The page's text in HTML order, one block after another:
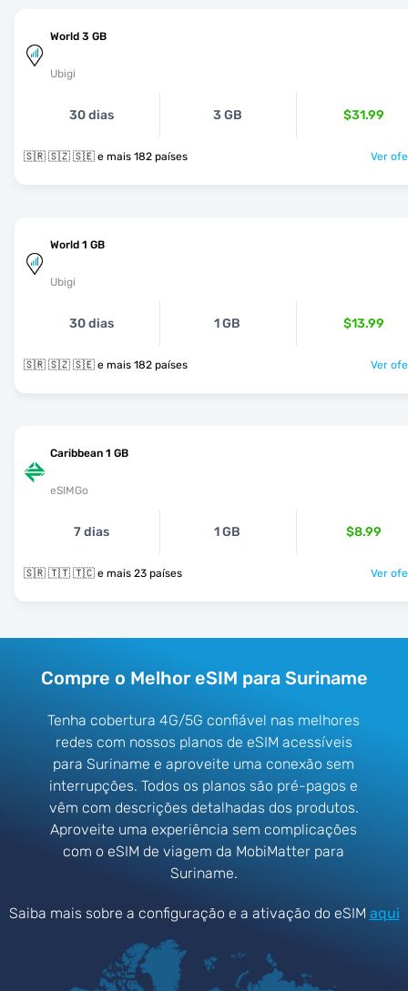
World 3 GB
Ubigi
30 dias 3 GB $31.99
🇸🇷 🇸🇿 🇸🇪 e mais 182 países Ver
World 1 GB
Ubigi
30 dias 1 GB $13.99
🇸🇷 🇸🇿 🇸🇪 e mais 182 países Ver
Caribbean 1 GB
eSIMGo
7 dias 1 GB $8.99
🇸🇷 🇹🇹 🇹🇨 e mais 23 países Ver
Compre o Melhor eSIM para Suriname
Tenha cobertura 4G/5G confiável nas melhores
redes com nossos planos de eSIM acessíveis
para Suriname e aproveite uma conexão sem
interrupções. Todos os planos são pré-pagos e
vêm com descrições detalhadas dos produtos.
Aproveite uma experiência sem complicações
com o eSIM de viagem da MobiMatter para
Suriname.
Saiba mais sobre a configuração e a ativação do eSIM aqui